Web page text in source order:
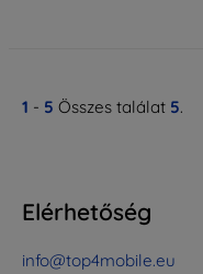
1 - 5 Összes találat 5.
Elérhetőség
info@top4mobile.eu